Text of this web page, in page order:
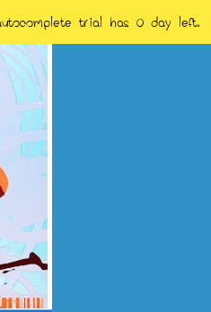
trial has 0 day left.